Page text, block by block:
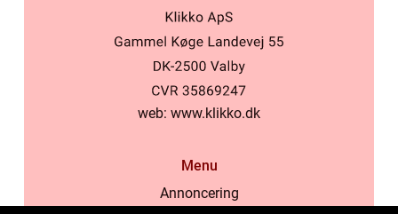
web: www.klikko.dk
Menu
Annoncering